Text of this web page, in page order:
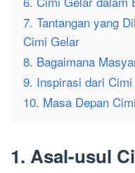
7. Tantangan yang
Cimi Gelar
8. Bagaimana
9. Inspirasi dari
10. Masa Depan
1. Asal-usul